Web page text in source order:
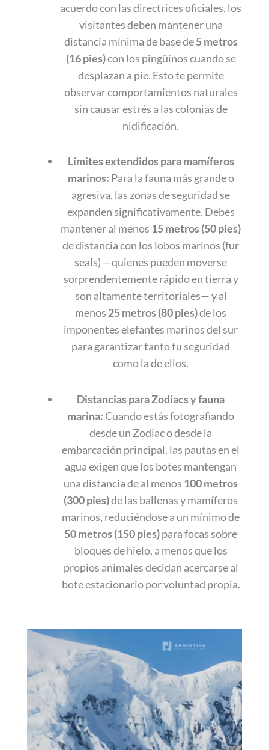
acuerdo con las directrices oficiales, los
visitantes deben mantener una
distancia mínima de base de5 metros
(16 pies)con los pingüinos cuando se
desplazan a pie. Esto te permite
observar comportamientos naturales
sin causar estrés a las colonias de
nidificación.
Límites extendidos para mamíferos
marinos: Para la fauna más grande o
agresiva, las zonas de seguridad se
expanden significativamente. Debes
mantener al menos 15 metros (50 pies)
de distancia con los lobos marinos (fur
seals) —quienes pueden moverse
sorprendentemente rápido en tierra y
son altamente territoriales— y al
menos25 metros (80 pies)de los
imponentes elefantes marinos del sur
para garantizar tanto tu seguridad
como la de ellos.
Distancias para Zodiacs y fauna
marina: Cuando estás fotografiando
desde un Zodiac o desde la
embarcación principal, las pautas en el
agua exigen que los botes mantengan
una distancia de al menos 100 metros
(300 pies)de las ballenas y mamíferos
marinos, reduciéndose a un mínimo de
50 metros (150 pies)para focas sobre
bloques de hielo, a menos que los
propios animales decidan acercarse al
bote estacionario por voluntad propia.